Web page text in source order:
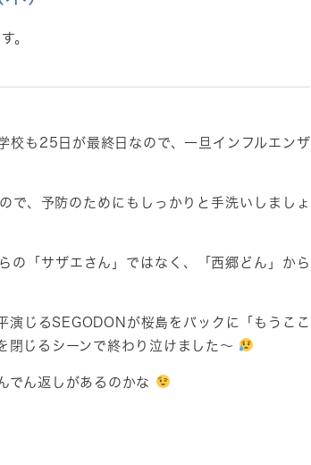
。
校も25日が最終日なので、一旦インフルエンザ
で、予防のためにもしっかりと手洗いしましょ
の「サザエさん」ではなく、「西郷どん」から
演じるSEGODONが桜島をバックに「もうここ
閉じるシーンで終わり泣けました～
でん返しがあるのかな